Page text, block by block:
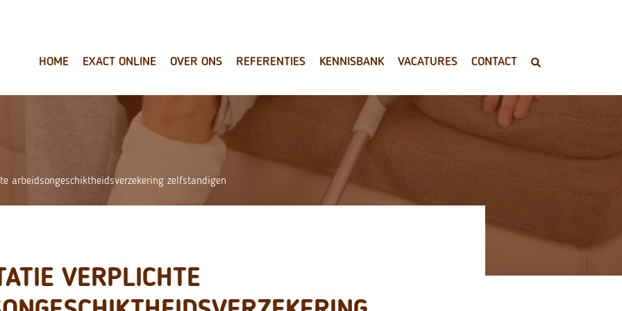
HOME EXACT ONLINE OVER ONS REFERENTIES KENNISBANK VACATURES CONTACT
arbeidsongeschiktheidsverzekering zelfstandigen
VERPLICHTE